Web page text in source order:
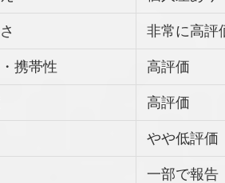
非常に高評
携帯性 高評価
高評価
やや低評価
一部で報告